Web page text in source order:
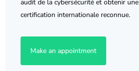
audit de lacybersécurité et obtenir une
certification internationale reconnue.
Make an appointment